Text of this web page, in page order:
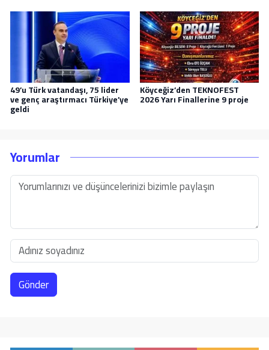
49’u Türk vatandaşı, 75 lider
ve genç araştırmacı Türkiye’ye
geldi
Köyceğiz’den TEKNOFEST
2026 Yarı Finallerine 9 proje
Yorumlar
Gönder